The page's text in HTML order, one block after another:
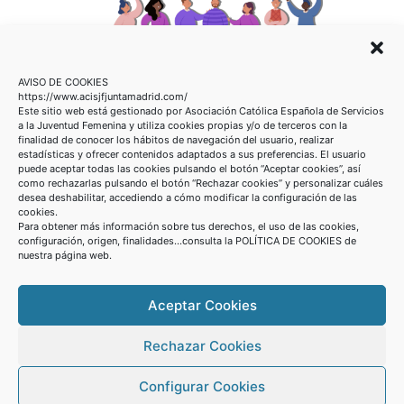
AVISO DE COOKIES
https://www.acisjfjuntamadrid.com/
Este sitio web está gestionado por Asociación Católica Española de Servicios
a la Juventud Femenina y utiliza cookies propias y/o de terceros con la
finalidad de conocer los hábitos de navegación del usuario, realizar
estadísticas y ofrecer contenidos adaptados a sus preferencias. El usuario
puede aceptar todas las cookies pulsando el botón “Aceptar cookies”, así
como rechazarlas pulsando el botón “Rechazar cookies” y personalizar cuáles
desea deshabilitar, accediendo a cómo modificar la configuración de las
cookies.
Para obtener más información sobre tus derechos, el uso de las cookies,
configuración, origen, finalidades...consulta la POLÍTICA DE COOKIES de
nuestra página web.
Aceptar Cookies
Rechazar Cookies
Configurar Cookies
C/ Ayala 21, 1º Dcha
28001 Madrid
915 751 707 / 915 765 080
CONTACTA
Copyright 2026©